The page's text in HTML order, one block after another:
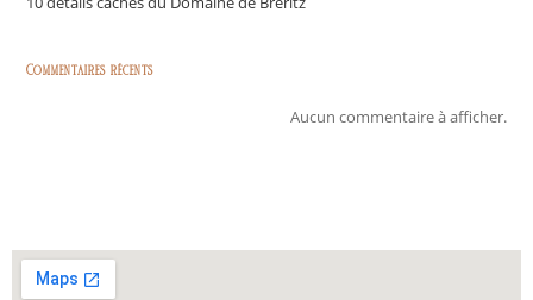
Commentaires récents
Aucun commentaire à afficher.